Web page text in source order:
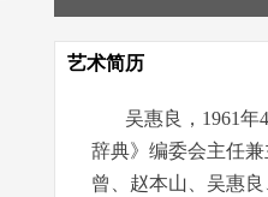
艺术简历
吴惠良，1961年
辞典》编委会主任
曾、赵本山、吴惠